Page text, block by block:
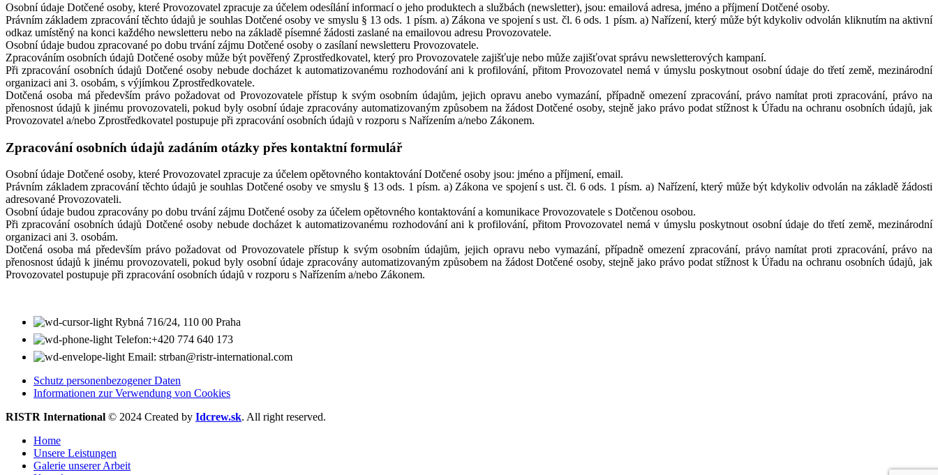
Osobní údaje Dotčené osoby, které Provozovatel zpracuje za účelem odesílání informací o jeho produktech a službách (newsletter), jsou: emailová adresa, jméno a příjmení Dotčené osoby.
Právním základem zpracování těchto údajů je souhlas Dotčené osoby ve smyslu § 13 ods. 1 písm. a) Zákona ve spojení s ust. čl. 6 ods. 1 písm. a) Nařízení, který může být kdykoliv odvolán kliknutím na aktivní
odkaz umístěný na konci každého newsletteru nebo na základě písemné žádosti zaslané na emailovou adresu Provozovatele.
Osobní údaje budou zpracované po dobu trvání zájmu Dotčené osoby o zasílaní newsletteru Provozovatele.
Zpracováním osobních údajů Dotčené osoby může být pověřený Zprostředkovatel, který pro Provozovatele zajišťuje nebo může zajišťovat správu newsletterových kampaní.
Při zpracování osobních údajů Dotčené osoby nebude docházet k automatizovanému rozhodování ani k profilování, přitom Provozovatel nemá v úmyslu poskytnout osobní údaje do třetí země, mezinárodní
organizaci ani 3. osobám, s výjímkou Zprostředkovatele.
Dotčená osoba má především právo požadovat od Provozovatele přístup k svým osobním údajům, jejich opravu anebo vymazání, případně omezení zpracování, právo namítat proti zpracování, právo na
přenosnost údajů k jinému provozovateli, pokud byly osobní údaje zpracovány automatizovaným způsobem na žádost Dotčené osoby, stejně jako právo podat stížnost k Úřadu na ochranu osobních údajů, jak
Provozovatel a/nebo Zprostředkovatel postupuje při zpracování osobních údajů v rozporu s Nařízením a/nebo Zákonem.
Zpracování osobních údajů zadáním otázky přes kontaktní formulář
Osobní údaje Dotčené osoby, které Provozovatel zpracuje za účelem opětovného kontaktování Dotčené osoby jsou: jméno a příjmení, email.
Právním základem zpracování těchto údajů je souhlas Dotčené osoby ve smyslu § 13 ods. 1 písm. a) Zákona ve spojení s ust. čl. 6 ods. 1 písm. a) Nařízení, který může být kdykoliv odvolán na základě žádosti
adresované Provozovateli.
Osobní údaje budou zpracovány po dobu trvání zájmu Dotčené osoby za účelem opětovného kontaktování a komunikace Provozovatele s Dotčenou osobou.
Při zpracování osobních údajů Dotčené osoby nebude docházet k automatizovanému rozhodování ani k profilování, přitom Provozovatel nemá v úmyslu poskytnout osobní údaje do třetí země, mezinárodní
organizaci ani 3. osobám.
Dotčená osoba má především právo požadovat od Provozovatele přístup k svým osobním údajům, jejich opravu nebo vymazání, případně omezení zpracování, právo namítat proti zpracování, právo na
přenosnost údajů k jinému provozovateli, pokud byly osobní údaje zpracovány automatizovaným způsobem na žádost Dotčené osoby, stejně jako právo podat stížnost k Úřadu na ochranu osobních údajů, jak
Provozovatel postupuje při zpracování osobních údajů v rozporu s Nařízením a/nebo Zákonem.
Rybná 716/24, 110 00 Praha
Telefon:+420 774 640 173
Email: strban@ristr-international.com
Schutz personenbezogener Daten
Informationen zur Verwendung von Cookies
RISTR International © 2024 Created by Idcrew.sk. All right reserved.
Home
Unsere Leistungen
Galerie unserer Arbeit